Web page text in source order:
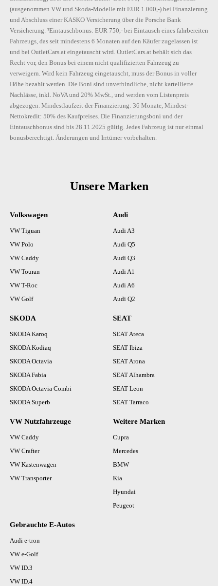
(ausgenommen VW und Skoda-Modelle mit EUR 1.000,-) bei Finanzierung
und Abschluss einer KASKO Versicherung über die Porsche Bank
Versicherung. ³Eintauschbonus: EUR 750,- bei Eintausch eines fahrbereiten
Fahrzeugs, das seit mindestens 6 Monaten auf den Käufer zugelassen ist
und bei OutletCars.at eingetauscht wird. OutletCars.at behält sich das
Recht vor, den Bonus bei einem nicht qualifizierten Fahrzeug zu
verweigern. Wird kein Fahrzeug eingetauscht, muss der Bonus in voller
Höhe bezahlt werden. Die Boni sind unverbindliche, nicht kartellierte
Nachlässe, inkl. NoVA und 20% MwSt., und werden vom Listenpreis
abgezogen. Mindestlaufzeit der Finanzierung: 36 Monate, Mindest-
Nettokredit: 50% des Kaufpreises. Die Finanzierungsboni und der
Eintauschbonus sind bis 28.11.2025 gültig. Jedes Fahrzeug ist nur einmal
bonusberechtigt. Änderungen und Irrtümer vorbehalten.
Unsere Marken
Volkswagen
VW Tiguan
VW Polo
VW Caddy
VW Touran
VW T-Roc
VW Golf
Audi
Audi A3
Audi Q5
Audi Q3
Audi A1
Audi A6
Audi Q2
SKODA
SKODA Karoq
SKODA Kodiaq
SKODA Octavia
SKODA Fabia
SKODA Octavia Combi
SKODA Superb
SEAT
SEAT Ateca
SEAT Ibiza
SEAT Arona
SEAT Alhambra
SEAT Leon
SEAT Tarraco
VW Nutzfahrzeuge
VW Caddy
VW Crafter
VW Kastenwagen
VW Transporter
Weitere Marken
Cupra
Mercedes
BMW
Kia
Hyundai
Peugeot
Gebrauchte E-Autos
Audi e-tron
VW e-Golf
VW ID.3
VW ID.4